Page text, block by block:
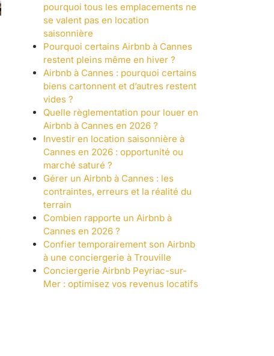
pourquoi tous les emplacements ne
se valent pas en location
saisonnière
Pourquoi certains Airbnb à Cannes
restent pleins même en hiver ?
Airbnb à Cannes : pourquoi certains
biens cartonnent et d’autres restent
vides ?
Quelle règlementation pour louer en
Airbnb à Cannes en 2026 ?
Investir en location saisonnière à
Cannes en 2026 : opportunité ou
marché saturé ?
Gérer un Airbnb à Cannes : les
contraintes, erreurs et la réalité du
terrain
Combien rapporte un Airbnb à
Cannes en 2026 ?
Confier temporairement son Airbnb
à une conciergerie à Trouville
Conciergerie Airbnb Peyriac-sur-
Mer : optimisez vos revenus locatifs